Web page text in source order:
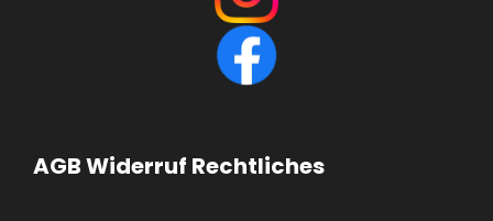
AGB Widerruf Rechtliches